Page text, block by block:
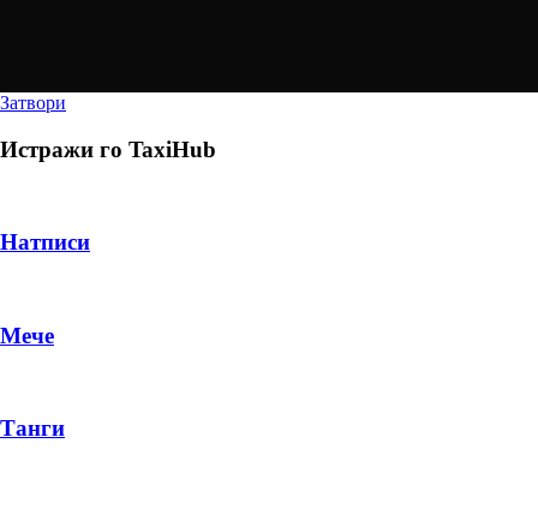
Затвори
Истражи го TaxiHub
Натписи
Мече
Танги